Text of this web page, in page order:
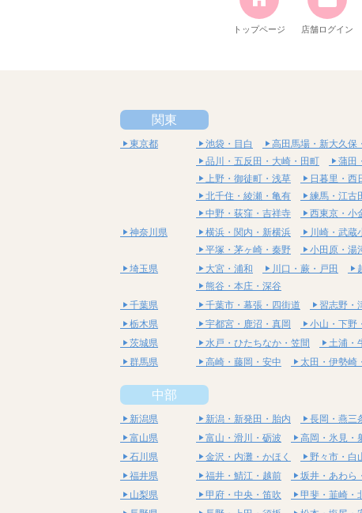
トップページ 店舗ログイン
関東
東京都 池袋・目白 高田馬場・新大久保
品川・五反田・大崎・田町
蒲田
上野・御徒町・浅草
日暮里・西
北千住・綾瀬・亀有
練馬・江古
中野・荻窪・吉祥寺
西東京・小
神奈川県
横浜・関内・新横浜 川崎・武蔵
平塚・茅ヶ崎・秦野
小田原・湯
埼玉県
大宮・浦和 川口・蕨・戸田
熊谷・本庄・深谷
千葉県
千葉市・幕張・四街道 習志野・
栃木県
宇都宮・鹿沼・真岡 小山・下野
茨城県
水戸・ひたちなか・笠間 土浦・
群馬県
高崎・藤岡・安中 太田・伊勢崎
中部
新潟県 新潟・新発田・胎内 長岡・燕三
富山県
富山・滑川・砺波
高岡・氷見・
石川県
金沢・内灘・かほく 野々市・白
福井県
福井・鯖江・越前
坂井・あわら
山梨県
甲府・中央・笛吹
甲斐・韮崎・